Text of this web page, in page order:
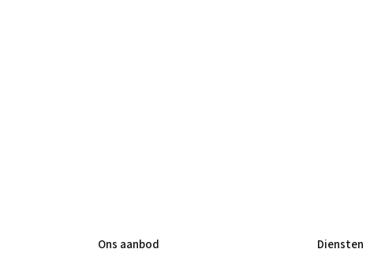
Ons aanbod
Diensten